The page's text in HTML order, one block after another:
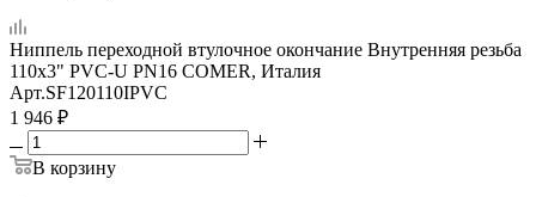
Ниппель переходной втулочное окончание Внутренняя резьба
110х3" PVC-U PN16 COMER, Италия
Арт.SF120110IPVC
1 946 ₽
В корзину